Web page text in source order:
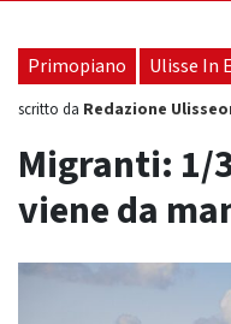
Primopiano Ulisse In
scritto da Redazione
Migranti: 1/
viene da